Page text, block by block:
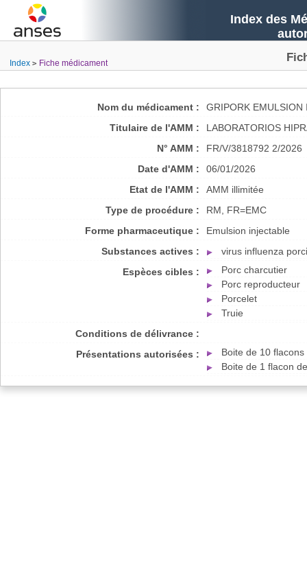
Index des
Index Fiche médicament
Nom du médicament :
GRIPORK EMULSION
Titulaire de l'AMM :
LABORATORIOS
N° AMM :
FR/V/3818792 2/2026
Date d'AMM :
06/01/2026
Etat de l'AMM :
AMM illimitée
Type de procédure :
RM, FR=EMC
Forme pharmaceutique :
Emulsion injectable
Substances actives :
virus influenza
Espèces cibles :
Porc charcutier
Porc reproducteur
Porcelet
Truie
Conditions de délivrance :
Présentations autorisées :
Boite de 10
Boite de 1 flacon